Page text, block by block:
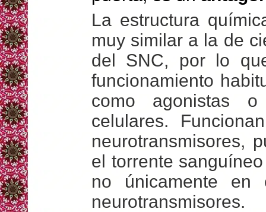
La estructura
muy similar a la de
del SNC, por lo
funcionamiento
como agonistas
celulares.
neurotransmisores,
el torrente
no únicamente
neurotransmisores.